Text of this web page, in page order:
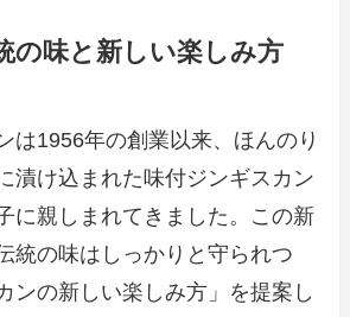
の味と新しい楽しみ方
は1956年の創業以来、ほんのり
漬け込まれた味付ジンギスカン
に親しまれてきました。この新
統の味はしっかりと守られつ
ンの新しい楽しみ方」を提案し